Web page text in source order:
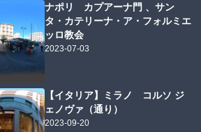
ナポリ カプアーナ門 、サン
タ・カテリーナ・ア・フォルミエ
ッロ教会
2023-07-03
【イタリア】ミラノ コルソ ジ
ェノヴァ（通り）
2023-09-20